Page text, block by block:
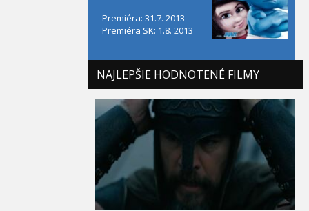
Premiéra: 31.7. 2013
Premiéra SK: 1.8. 2013
NAJLEPŠIE HODNOTENÉ FILMY